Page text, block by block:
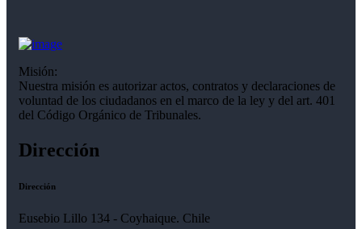
Misión:
Nuestra misión es autorizar actos, contratos y declaraciones de
voluntad de los ciudadanos en el marco de la ley y del art. 401
del Código Orgánico de Tribunales.
Dirección
Dirección
Eusebio Lillo 134 - Coyhaique. Chile